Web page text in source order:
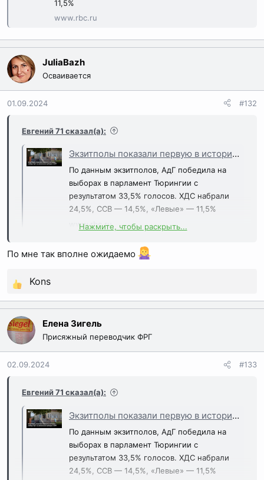
11,5%
www.rbc.ru
JuliaBazh
Осваивается
01.09.2024 #132
Евгений 71 сказал(а):
Экзитполы показали первую в истории победу АдГ на земельных выборах в ФРГ
По данным экзитполов, АдГ победила на
выборах в парламент Тюрингии с
результатом 33,5% голосов. ХДС набрали
24,5%, ССВ — 14,5%, «Левые» — 11,5%
www.rbc.ru
Нажмите, чтобы раскрыть...
По мне так вполне ожидаемо
Р
е
а
к
ц
Kons
Елена Зигель
Присяжный переводчик ФРГ
02.09.2024 #133
Евгений 71 сказал(а):
Экзитполы показали первую в истории победу АдГ на земельных выборах в ФРГ
По данным экзитполов, АдГ победила на
выборах в парламент Тюрингии с
результатом 33,5% голосов. ХДС набрали
24,5%, ССВ — 14,5%, «Левые» — 11,5%